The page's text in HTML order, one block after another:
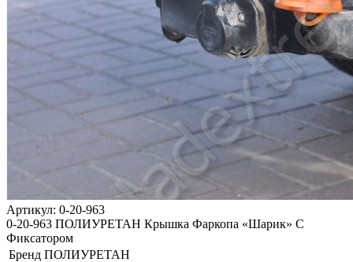
Артикул: 0-20-963
0-20-963 ПОЛИУРЕТАН Крышка Фаркопа «Шарик» С
Фиксатором
Бренд ПОЛИУРЕТАН